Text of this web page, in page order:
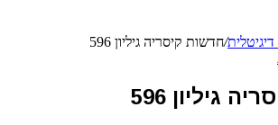
/חדשות קיסריה גיליון 596
גיליון 596